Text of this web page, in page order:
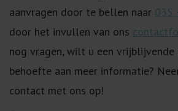
aanvragen door te bellen naar 035
door het invullen van ons
nog vragen, wilt u een
behoefte aan meer informatie?
contact met ons op!